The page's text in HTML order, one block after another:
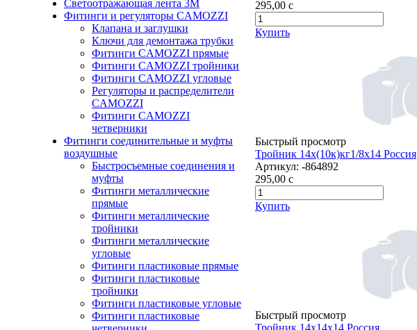
Светоотражающая лента 3М
Фитинги и регуляторы CAMOZZI
Клапана и заглушки
Ключи для демонтажа трубки
Фитинги CAMOZZI прямые
Фитинги CAMOZZI тройники
Фитинги CAMOZZI угловые
Регуляторы и распределители
CAMOZZI
Фитинги CAMOZZI
четверники
Фитинги соединительные и муфты
воздушные
Быстросъемные соединения и
муфты
Фитинги металлические
прямые
Фитинги металлические
тройники
Фитинги металлические
угловые
Фитинги пластиковые прямые
Фитинги пластиковые
тройники
Фитинги пластиковые угловые
Фитинги пластиковые
295,00 c
Купить
Быстрый просмотр
Тройник 14х(10к)кг1/8х14 Россия
Артикул: -864892
295,00 c
Купить
Быстрый просмотр
Тройник 14х14х14 Россия